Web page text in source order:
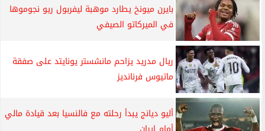
بايرن ميونخ يطارد موهبة ليفربول ريو نجوموها
في الميركاتو الصيفي
ريال مدريد يزاحم مانشستر يونايتد على صفقة
ماتيوس فرنانديز
أليو ديانج يبدأ رحلته مع فالنسيا بعد قيادة مالي